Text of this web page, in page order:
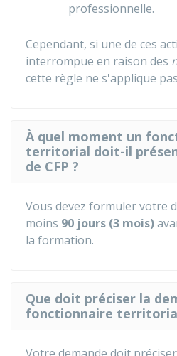
professionnelle.
Cependant, si une de ces
interrompue en raison des
cette règle ne s'applique
À quel moment un
territorial doit-il
de CFP ?
Vous devez formuler votre
moins 90 jours (3 mois)
la formation.
Que doit préciser la
fonctionnaire